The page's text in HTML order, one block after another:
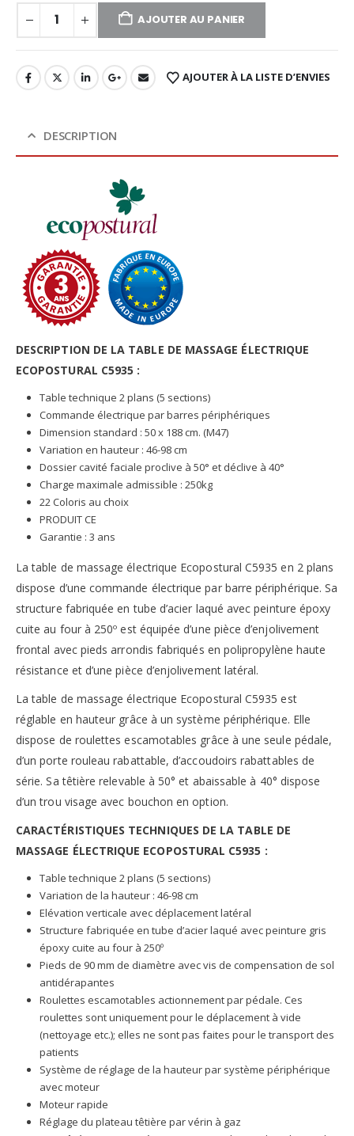
AJOUTER AU PANIER
AJOUTER À LA LISTE D’ENVIES
DESCRIPTION
DESCRIPTION DE LA TABLE DE MASSAGE ÉLECTRIQUE
ECOPOSTURAL C5935 :
Table technique 2 plans (5 sections)
Commande électrique par barres périphériques
Dimension standard : 50 x 188 cm. (M47)
Variation en hauteur : 46-98 cm
Dossier cavité faciale proclive à 50° et déclive à 40°
Charge maximale admissible : 250kg
22 Coloris au choix
PRODUIT CE
Garantie : 3 ans
La table de massage électrique Ecopostural C5935 en 2 plans
dispose d’une commande électrique par barre périphérique. Sa
structure fabriquée en tube d’acier laqué avec peinture époxy
cuite au four à 250º est équipée d’une pièce d’enjolivement
frontal avec pieds arrondis fabriqués en polipropylène haute
résistance et d’une pièce d’enjolivement latéral.
La table de massage électrique Ecopostural C5935 est
réglable en hauteur grâce à un système périphérique. Elle
dispose de roulettes escamotables grâce à une seule pédale,
d’un porte rouleau rabattable, d’accoudoirs rabattables de
série. Sa têtière relevable à 50° et abaissable à 40° dispose
d’un trou visage avec bouchon en option.
CARACTÉRISTIQUES TECHNIQUES DE LA TABLE DE
MASSAGE ÉLECTRIQUE ECOPOSTURAL C5935 :
Table technique 2 plans (5 sections)
Variation de la hauteur : 46-98 cm
Elévation verticale avec déplacement latéral
Structure fabriquée en tube d’acier laqué avec peinture gris
époxy cuite au four à 250º
Pieds de 90 mm de diamètre avec vis de compensation de sol
antidérapantes
Roulettes escamotables actionnement par pédale. Ces
roulettes sont uniquement pour le déplacement à vide
(nettoyage etc.); elles ne sont pas faites pour le transport des
patients
Système de réglage de la hauteur par système périphérique
avec moteur
Moteur rapide
Réglage du plateau têtière par vérin à gaz